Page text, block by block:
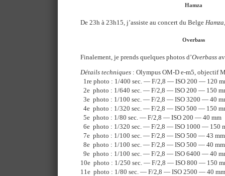
Hamza
De 23h à 23h15, j’assiste au concert du Belge Hamza
Overbass
Finalement, je prends quelques photos d’Overbass
Détails techniques : Olympus OM-D e-m5, objectif
1re photo : 1/400 sec. — F/2,8 — ISO 200 — 120
2e photo : 1/640 sec. — F/2,8 — ISO 200 — 150
3e photo : 1/100 sec. — F/2,8 — ISO 3200 — 40
4e photo : 1/320 sec. — F/2,8 — ISO 500 — 150
5e photo : 1/80 sec. — F/2,8 — ISO 200 — 40 mm
6e photo : 1/320 sec. — F/2,8 — ISO 1000 — 150
7e photo : 1/100 sec. — F/2,8 — ISO 500 — 43 mm
8e photo : 1/100 sec. — F/2,8 — ISO 500 — 40 mm
9e photo : 1/100 sec. — F/2,8 — ISO 6400 — 40
10e photo : 1/250 sec. — F/2,8 — ISO 800 — 150
11e photo : 1/80 sec. — F/2,8 — ISO 2500 — 40 mm